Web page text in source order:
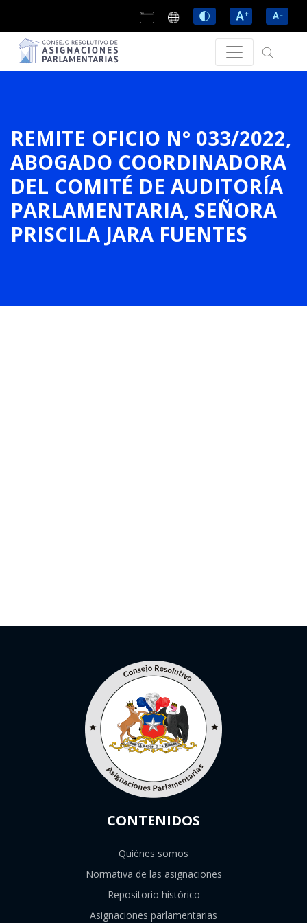
REMITE OFICIO N° 033/2022,
ABOGADO COORDINADORA
DEL COMITÉ DE AUDITORÍA
PARLAMENTARIA, SEÑORA
PRISCILA JARA FUENTES
CONTENIDOS
Quiénes somos
Normativa de las asignaciones
Repositorio histórico
Asignaciones parlamentarias